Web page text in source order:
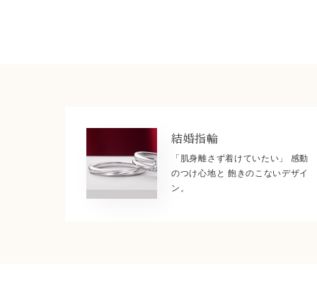
結婚指輪
「肌身離さず着けていたい」 感動
のつけ心地と 飽きのこないデザイ
ン。